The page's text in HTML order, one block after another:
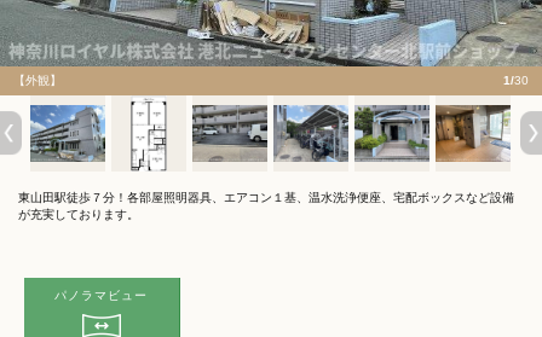
【外観】 1/30
東山田駅徒歩７分！各部屋照明器具、エアコン１基、温水洗浄便座、宅配ボックスなど設備
が充実しております。
パノラマビュー